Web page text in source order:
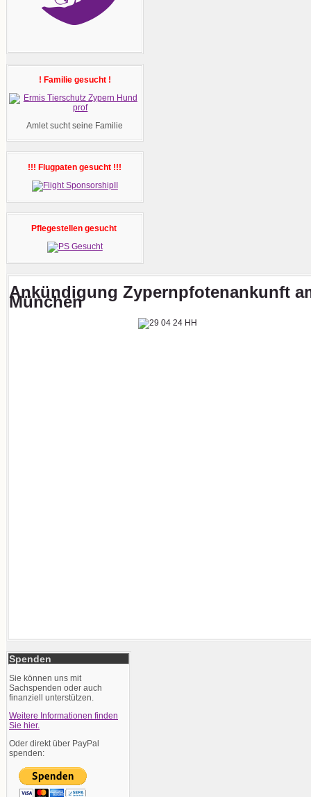
! Familie gesucht !
Amlet sucht seine Familie
!!! Flugpaten gesucht !!!
Pflegestellen gesucht
Ankündigung Zypernpfotenankunft
München
Spenden
Sie können uns mit
Sachspenden oder auch
finanziell unterstützen.
Weitere Informationen finden
Sie hier.
Oder direkt über PayPal
spenden: